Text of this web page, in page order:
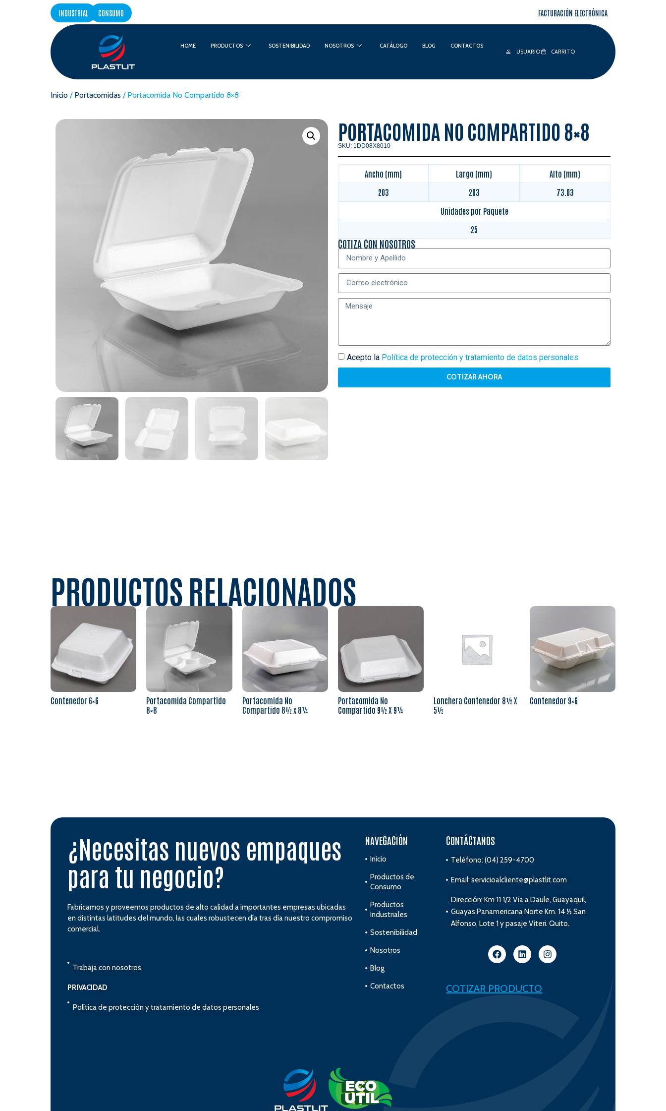
INDUSTRIAL CONSUMO FACTURACIÓN ELECTRÓNICA
HOME PRODUCTOS SOSTENIBILIDAD NOSOTROS CATÁLOGO BLOG
CONTACTOS
USUARIO
CARRITO
Inicio / Portacomidas / Portacomida No Compartido 8×8
PORTACOMIDA NO COMPARTIDO 8×8
SKU: 1DD08X8010
Ancho (mm)
203
Largo (mm)
203
Alto (mm)
73.03
Unidades por Paquete
25
COTIZA CON NOSOTROS
Acepto la Política de protección y tratamiento de datos personales
COTIZAR AHORA
PRODUCTOS RELACIONADOS
Contenedor 6×6
Portacomida Compartido
8×8
Portacomida No
Compartido 8½ x 8¼
Portacomida No
Compartido 9½ X 9¼
Lonchera Contenedor 8½ X
5½
Contenedor 9×6
¿Necesitas nuevos empaques
para tu negocio?
Fabricamos y proveemos productos de alto calidad a importantes empresas ubicadas
en distintas latitudes del mundo, las cuales robustecen día tras día nuestro compromiso
comercial.
Trabaja con nosotros
PRIVACIDAD
Política de protección y tratamiento de datos personales
NAVEGACIÓN
Inicio
Productos de
Consumo
Productos
Industriales
Sostenibilidad
Nosotros
Blog
Contactos
CONTÁCTANOS
Teléfono: (04) 259-4700
Email: servicioalcliente@plastlit.com
Dirección: Km 11 1/2 Vía a Daule, Guayaquil,
Guayas Panamericana Norte Km. 14 ½ San
Alfonso, Lote 1 y pasaje Viteri. Quito.
COTIZAR PRODUCTO